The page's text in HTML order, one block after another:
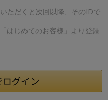
ただくと次回以降、そのIDで
はじめてのお客様」より登録